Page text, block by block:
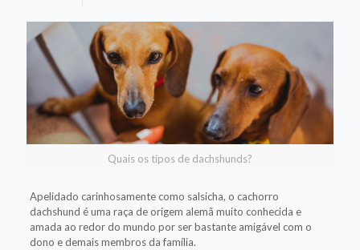
Quais os tipos de dachshunds?
Apelidado carinhosamente como salsicha, o cachorro
dachshund é uma raça de origem alemã muito conhecida e
amada ao redor do mundo por ser bastante amigável com o
dono e demais membros da família.